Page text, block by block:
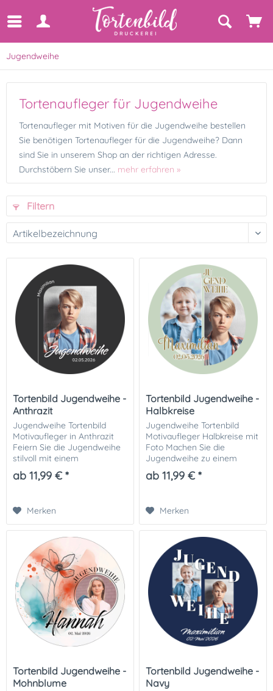
Jugendweihe
Tortenaufleger für Jugendweihe
Tortenaufleger mit Motiven für die Jugendweihe bestellen
Sie benötigen Tortenaufleger für die Jugendweihe? Dann
sind Sie in unserem Shop an der richtigen Adresse.
Durchstöbern Sie unser... mehr erfahren »
Filtern
Tortenbild Jugendweihe -
Anthrazit
Jugendweihe Tortenbild
Motivaufleger in Anthrazit
Feiern Sie die Jugendweihe
stilvoll mit einem
individuellen Tortenbild zur
Jugendweihe . Der
ab 11,99 € *
Merken
Tortenbild Jugendweihe -
Halbkreise
Jugendweihe Tortenbild
Motivaufleger Halbkreise mit
Foto Machen Sie die
Jugendweihe zu einem
unvergesslichen Highlight
mit einem individuellen
ab 11,99 € *
Merken
Tortenbild Jugendweihe -
Mohnblume
Tortenbild Jugendweihe -
Navy